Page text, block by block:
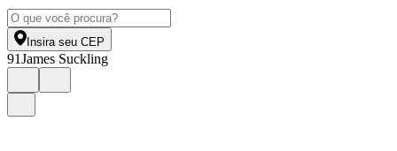
Insira seu CEP
91James Suckling